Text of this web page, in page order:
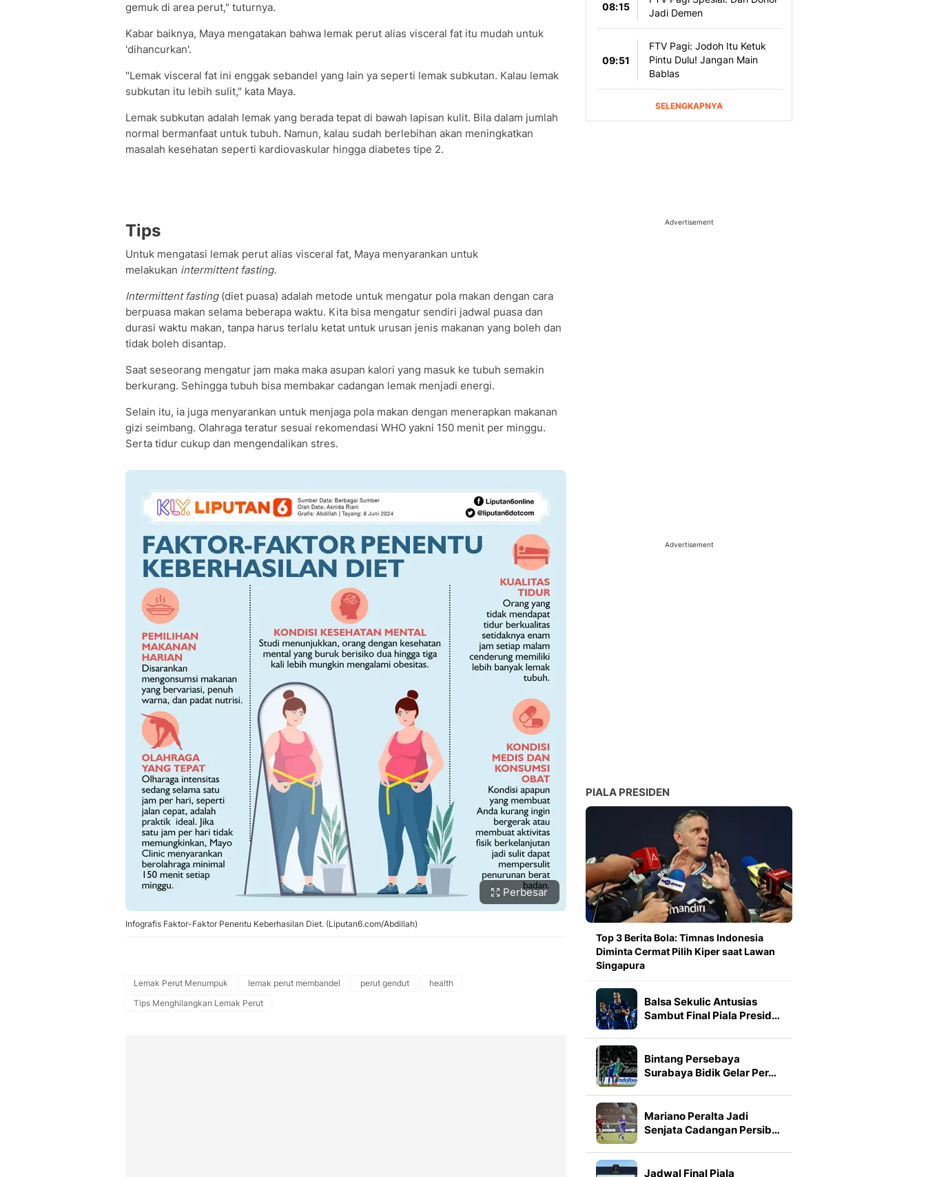
gemuk di area perut," tuturnya.
Kabar baiknya, Maya mengatakan bahwa lemak perut alias visceral fat itu mudah untuk
'dihancurkan'.
"Lemak visceral fat ini enggak sebandel yang lain ya seperti lemak subkutan. Kalau lemak
subkutan itu lebih sulit," kata Maya.
Lemak subkutan adalah lemak yang berada tepat di bawah lapisan kulit. Bila dalam jumlah
normal bermanfaat untuk tubuh. Namun, kalau sudah berlebihan akan meningkatkan
masalah kesehatan seperti kardiovaskular hingga diabetes tipe 2.
Tips
Untuk mengatasi lemak perut alias visceral fat, Maya menyarankan untuk
melakukan intermittent fasting.
Intermittent fasting(diet puasa) adalah metode untuk mengatur pola makan dengan cara
berpuasa makan selama beberapa waktu. Kita bisa mengatur sendiri jadwal puasa dan
durasi waktu makan, tanpa harus terlalu ketat untuk urusan jenis makanan yang boleh dan
tidak boleh disantap.
Saat seseorang mengatur jam maka maka asupan kalori yang masuk ke tubuh semakin
berkurang. Sehingga tubuh bisa membakar cadangan lemak menjadi energi.
Selain itu, ia juga menyarankan untuk menjaga pola makan dengan menerapkan makanan
gizi seimbang. Olahraga teratur sesuai rekomendasi WHO yakni 150 menit per minggu.
Serta tidur cukup dan mengendalikan stres.
Perbesar
Infografis Faktor-Faktor Penentu Keberhasilan Diet. (Liputan6.com/Abdillah)
Lemak Perut Menumpuk lemak perut membandel perut gendut
health
Tips Menghilangkan Lemak Perut
Advertisement
Advertisement
PIALA PRESIDEN
Top 3 Berita Bola: Timnas Indonesia
Diminta Cermat Pilih Kiper saat Lawan
Singapura
Balsa Sekulic Antusias
Sambut Final Piala Presid…
Bintang Persebaya
Surabaya Bidik Gelar Per…
Mariano Peralta Jadi
Senjata Cadangan Persib…
Jadwal Final Piala